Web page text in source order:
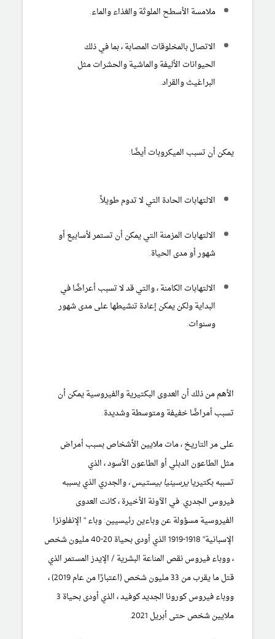
ملامسة الأسطح الملوثة والغذاء والماء.
الاتصال بالمخلوقات المصابة ، بما في ذلك
الحيوانات الأليفة والماشية والحشرات مثل
البراغيث والقراد.
يمكن أن تسبب الميكروبات أيضًا:
الالتهابات الحادة التي لا تدوم طويلاً.
الالتهابات المزمنة التي يمكن أن تستمر لأسابيع أو
شهور أو مدى الحياة.
الالتهابات الكامنة ، والتي قد لا تسبب أعراضًا في
البداية ولكن يمكن إعادة تنشيطها على مدى شهور
وسنوات.
الأهم من ذلك أن العدوى البكتيرية والفيروسية يمكن أن
تسبب أمراضًا خفيفة ومتوسطة وشديدة.
على مر التاريخ ، مات ملايين الأشخاص بسبب أمراض
مثل الطاعون الدبليأو الطاعون الأسود ، الذي
تسببه بكتيريايرسينيا بيستيس ،والجدري الذي يسببه
فيروس الجدري. في الآونة الأخيرة ، كانت العدوى
الفيروسية مسؤولة عن وباءين رئيسيين: وباء "الإنفلونزا
الإسبانية" 1918-1919 الذي أودى بحياة 20-40 مليون شخص
،ووباء فيروس نقص المناعة البشرية / الإيدز المستمر الذي
قتل ما يقرب من 33 مليون شخص (اعتبارًا من عام 2019) ،
ووباء فيروس كورونا الجديد كوفيد ، الذي أودى بحياة 3
ملايين شخص حتى أبريل 2021.